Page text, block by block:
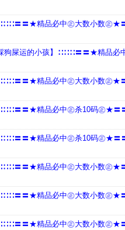
〓〓★精品必中㊣大数小数㊣★
狗屎运的小孩】∷∷∷〓〓★精品必
〓〓★精品必中㊣大数小数㊣★
〓〓★精品必中㊣杀10码㊣★〓
〓〓★精品必中㊣杀10码㊣★〓
〓〓★精品必中㊣大数小数㊣★
〓〓★精品必中㊣大数小数㊣★
〓〓★精品必中㊣大数小数㊣★